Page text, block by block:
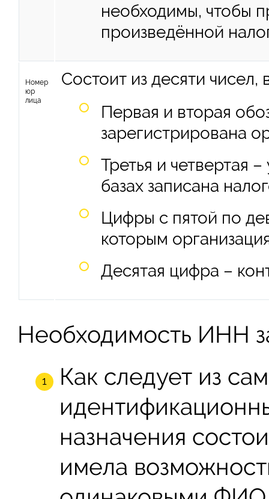
необходимы, чтобы
произведённой
Номер
юр
лица
Состоит из десяти чисел,
Первая и вторая
зарегистрирована
Третья и четвертая
базах записана
Цифры с пятой по
которым
Десятая цифра –
Необходимость ИНН
Как следует из
назначения
имела